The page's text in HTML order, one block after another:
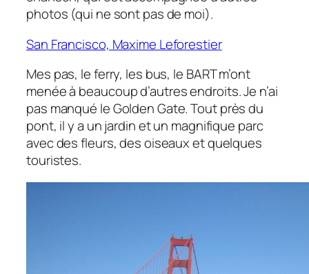
photos (qui ne sont pas de moi).
San Francisco, Maxime Leforestier
Mes pas, le ferry, les bus, le BART m’ont
menée à beaucoup d’autres endroits. Je n’ai
pas manqué le Golden Gate. Tout près du
pont, il y a un jardin et un magnifique parc
avec des fleurs, des oiseaux et quelques
touristes.